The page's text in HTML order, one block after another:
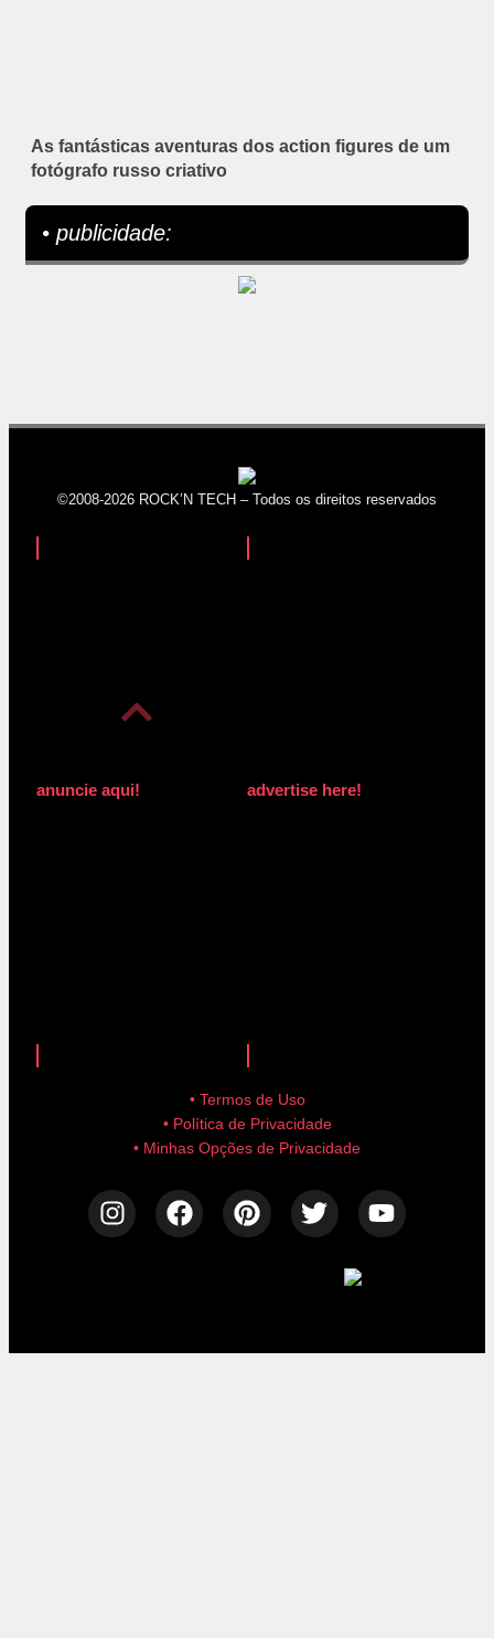
As fantásticas aventuras dos action figures de um
fotógrafo russo criativo
• publicidade:
©2008-2026 ROCK’N TECH – Todos os direitos reservados
anuncie aqui! advertise here!
• Termos de Uso
• Política de Privacidade
• Minhas Opções de Privacidade